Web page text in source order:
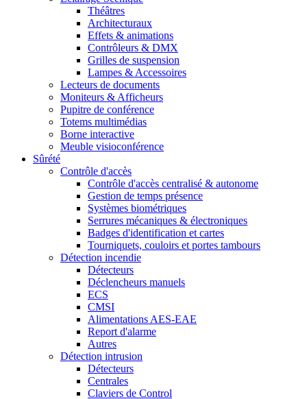
Théâtres
Architecturaux
Effets & animations
Contrôleurs & DMX
Grilles de suspension
Lampes & Accessoires
Lecteurs de documents
Moniteurs & Afficheurs
Pupitre de conférence
Totems multimédias
Borne interactive
Meuble visioconférence
Sûrété
Contrôle d'accès
Contrôle d'accès centralisé & autonome
Gestion de temps présence
Systèmes biométriques
Serrures mécaniques & électroniques
Badges d'identification et cartes
Tourniquets, couloirs et portes tambours
Détection incendie
Détecteurs
Déclencheurs manuels
ECS
CMSI
Alimentations AES-EAE
Report d'alarme
Autres
Détection intrusion
Détecteurs
Centrales
Claviers de Control